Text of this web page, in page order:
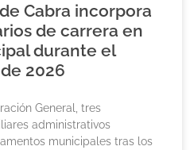
Cabra incorpora
de carrera en
durante el
2026
General, tres
administrativos
municipales tras los